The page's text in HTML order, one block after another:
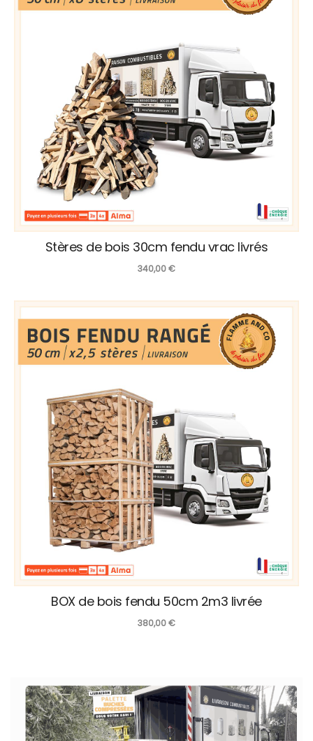
Stères de bois 30cm fendu vrac livrés
340,00€
BOX de bois fendu 50cm 2m3 livrée
380,00€